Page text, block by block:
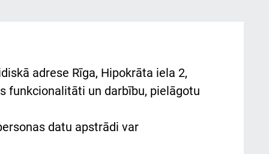
adrese Rīga, Hipokrāta iela 2,
funkcionalitāti un darbību, pielāgotu
datu apstrādi var